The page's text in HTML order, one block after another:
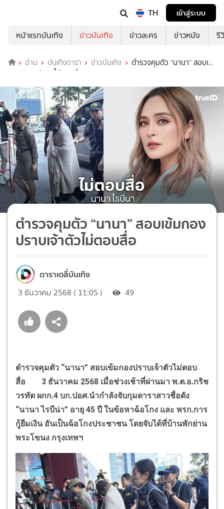
TH
เข้าสู่ระบบ
หน้าแรกบันเทิง
ข่าวบันเทิง ข่าวละคร ข่าวหนัง รี
อ่าน บันเทิงดารา ข่าวบันเทิง
ตำรวจคุมตัว “นานา” สอบเข้ม
กองปราบเจ้าตัวไม่ตอบสื่อ
ตำรวจคุมตัว “นานา” สอบเข้มกอง
ปราบเจ้าตัวไม่ตอบสื่อ
ดาราเดลี่บันเทิง
3 ธันวาคม 2568 ( 11:05 ) 49
ตำรวจคุมตัว “นานา” สอบเข้มกองปราบเจ้าตัวไม่ตอบ
สื่อ 3 ธันวาคม 2568 เมื่อช่วงเช้าที่ผ่านมา พ.ต.อ.กริช
วรทัต ผกก.4 บก.ปอศ.นำกำลังจับกุมดาราสาวชื่อดัง
“นานา ไรบีน่า” อายุ 45 ปี ในข้อหาฉ้อโกง และ พรก.การ
กู้ยืมเงิน อันเป็นฉ้อโกงประชาชน โดยจับได้ที่บ้านพักย่าน
พระโขนง กรุงเทพฯ